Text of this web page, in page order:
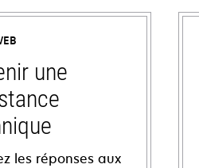
une
les réponses aux